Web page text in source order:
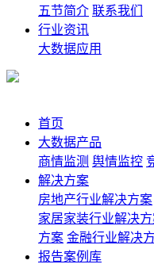
五节简介 联系我们
行业资讯
大数据应用
首页
大数据产品
商情监测 舆情监控
解决方案
房地产行业解决方案
家居家装行业解决
方案 金融行业解决
报告案例库